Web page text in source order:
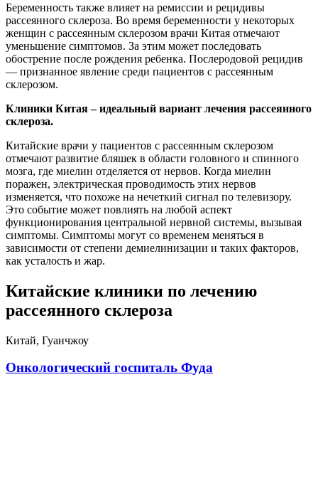
Беременность также влияет на ремиссии и рецидивы
рассеянного склероза. Во время беременности у некоторых
женщин с рассеянным склерозом врачи Китая отмечают
уменьшение симптомов. За этим может последовать
обострение после рождения ребенка. Послеродовой рецидив
— признанное явление среди пациентов с рассеянным
склерозом.
Клиники Китая – идеальный вариант лечения рассеянного
склероза.
Китайские врачи у пациентов с рассеянным склерозом
отмечают развитие бляшек в области головного и спинного
мозга, где миелин отделяется от нервов. Когда миелин
поражен, электрическая проводимость этих нервов
изменяется, что похоже на нечеткий сигнал по телевизору.
Это событие может повлиять на любой аспект
функционирования центральной нервной системы, вызывая
симптомы. Симптомы могут со временем меняться в
зависимости от степени демиелинизации и таких факторов,
как усталость и жар.
Китайские клиники по лечению
рассеянного склероза
Китай, Гуанчжоу
Онкологический госпиталь Фуда